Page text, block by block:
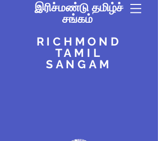
இரிச்மண்டு தமிழ்ச்
சங்கம்
RICHMOND
TAMIL
SANGAM